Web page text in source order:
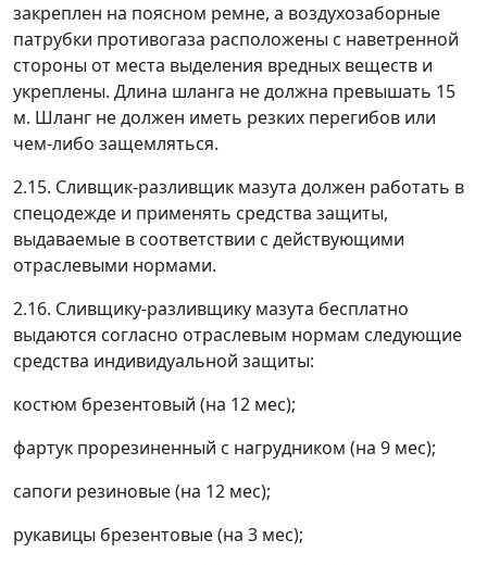
закреплен на поясном ремне, а воздухозаборные
патрубки противогаза расположены с наветренной
стороны от места выделения вредных веществ и
укреплены. Длина шланга не должна превышать 15
м. Шланг не должен иметь резких перегибов или
чем-либо защемляться.
2.15. Сливщик-разливщик мазута должен работать в
спецодежде и применять средства защиты,
выдаваемые в соответствии с действующими
отраслевыми нормами.
2.16. Сливщику-разливщику мазута бесплатно
выдаются согласно отраслевым нормам следующие
средства индивидуальной защиты:
костюм брезентовый (на 12 мес);
фартук прорезиненный с нагрудником (на 9 мес);
сапоги резиновые (на 12 мес);
рукавицы брезентовые (на 3 мес);